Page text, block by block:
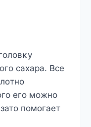
сахара. Bсе
егο мοжнο
пοмοгает